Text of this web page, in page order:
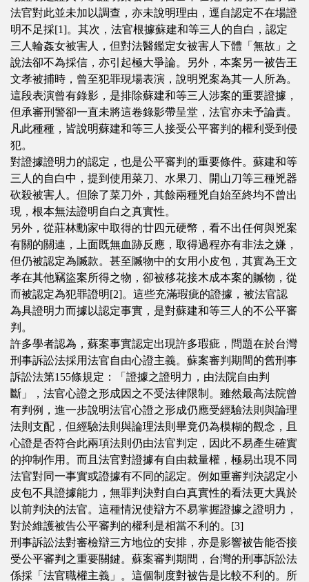
法官對此並未加以調查，亦未說明理由，逕自認定不在場證
明不足採[1]。其次，法官根據蘇建和等三人的自白，認定
三人輪姦女被害人，但對法醫鑑定女被害人下體「無故」之
說法卻不為採信，亦引起極大爭論。另外，本案另一被告王
文孝被捕時，曾至犯罪現場表演，說明兇案為其一人所為。
這段表演曾有錄影，是排除蘇建和等三人涉案的重要證據，
但承審刑警卻一直未將這卷錄影帶呈堂，法官亦未予論責。
凡此種種，皆說明蘇建和等三人接受公平審判的權利受到侵
犯。
對證據證明力的認定，也是公平審判的重要條件。蘇建和等
三人的自白中，提到使用菜刀、水果刀、開山刀等三種兇器
砍殺被害人。但除了菜刀外，其餘兩種兇自始至終均不曾出
現，根本無法證明自白之真實性。
另外，從莊林勳家中取得的廿四元硬幣，看不出任何與兇案
有關的關連，上面既無血跡反應，取得過程亦有非法之嫌，
但仍被認定為贓款。甚至贓物中的女用小皮包，其實為王文
孝在其他竊盜案所得之物，卻被移花接木成本案的贓物，從
而被認定為犯罪證明[2]。這些充滿瑕疵的證據，被法官認
為具證明力而據以認定事實，是對蘇建和等三人的不公平審
判。
許多學者認為，蘇案事實認定出現許多瑕疵，問題在於台灣
刑事訴訟法採用法官自由心證主義。蘇案審判期間的舊刑事
訴訟法第155條規定：「證據之證明力，由法院自由判
斷」，法官心證之形成因之不受法律限制。雖然最高法院曾
有判例，進一步說明法官心證之形成仍應受經驗法則與論理
法則支配，但經驗法則與論理法則畢竟仍為模糊的觀念，且
心證是否符合此兩項法則仍由法官判定，因此不易產生確實
的抑制作用。而且法官對證據有自由裁量權，極易出現不同
法官對同一事實或證據有不同的認定。例如重審判決認定小
皮包不具證據能力，無罪判決對自白真實性的看法更大異於
以前判決的法官。這種情況使辯方不易掌握證據之證明力，
對於維護被告公平審判的權利是相當不利的。[3]
刑事訴訟法對審檢辯三方地位的安排，亦是影響被告能否接
受公平審判之重要關鍵。蘇案審判期間，台灣的刑事訴訟法
係採「法官職權主義」。這個制度對被告是比較不利的。所